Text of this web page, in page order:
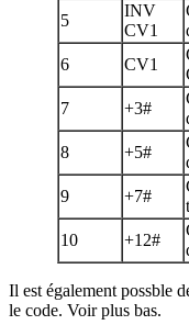
5
INV
CV1
6
CV1
7
+3#
8
+5#
9
+7#
10
+12#
Il est également possble
le code. Voir plus bas.